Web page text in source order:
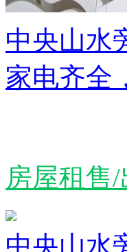
中央山水
家电齐全
房屋租售/
中央山水